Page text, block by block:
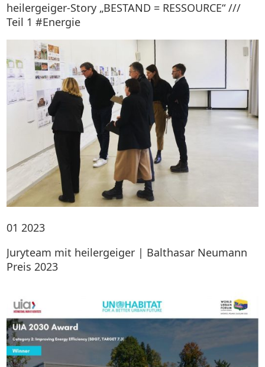
heilergeiger-Story „BESTAND = RESSOURCE“ ///
Teil 1 #Energie
01 2023
Juryteam mit heilergeiger | Balthasar Neumann
Preis 2023